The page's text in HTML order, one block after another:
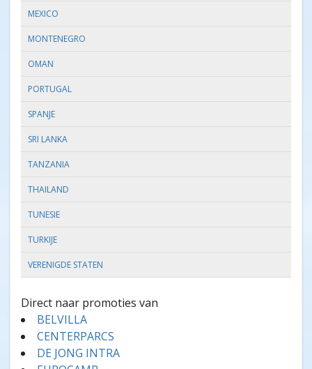
MEXICO
MONTENEGRO
OMAN
PORTUGAL
SPANJE
SRI LANKA
TANZANIA
THAILAND
TUNESIE
TURKIJE
VERENIGDE STATEN
Direct naar promoties van
BELVILLA
CENTERPARCS
DE JONG INTRA